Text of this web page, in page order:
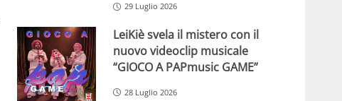
29 Luglio 2026
LeiKiè svela il mistero con il
nuovo videoclip musicale
“GIOCO A PAPmusic GAME”
28 Luglio 2026